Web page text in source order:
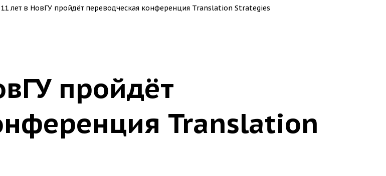
11 лет в НовГУ пройдёт переводческая конференция Translation Strategies
пройдёт
Translation